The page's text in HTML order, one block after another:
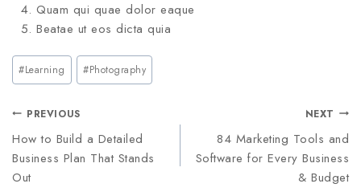
Quam qui quae dolor eaque
Beatae ut eos dicta quia
#Learning #Photography
PREVIOUS
How to Build a Detailed
Business Plan That Stands
Out
NEXT
84 Marketing Tools and
Software for Every Business
& Budget